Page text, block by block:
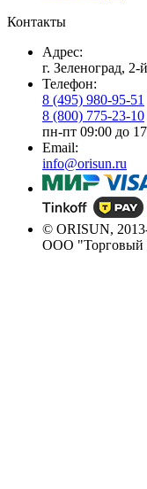
Контакты
Адрес:
г. Зеленоград,
Телефон:
8 (495) 980-95-51
8 (800) 775-23-10
пн-пт 09:00 до
Email:
info@orisun.ru
© ORISUN,
ООО "Торговый